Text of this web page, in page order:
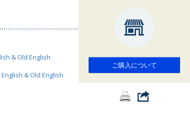
& Old English
English & Old English
ご購入について